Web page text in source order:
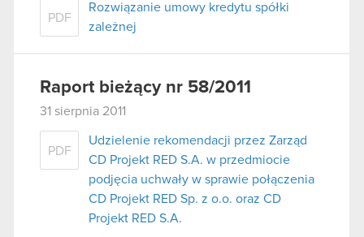
PDF
Rozwiązanie umowy kredytu spółki
zależnej
Raport bieżący nr 58/2011
31 sierpnia 2011
PDF
Udzielenie rekomendacji przez Zarząd
CD Projekt RED S.A. w przedmiocie
podjęcia uchwały w sprawie połączenia
CD Projekt RED Sp. z o.o. oraz CD
Projekt RED S.A.